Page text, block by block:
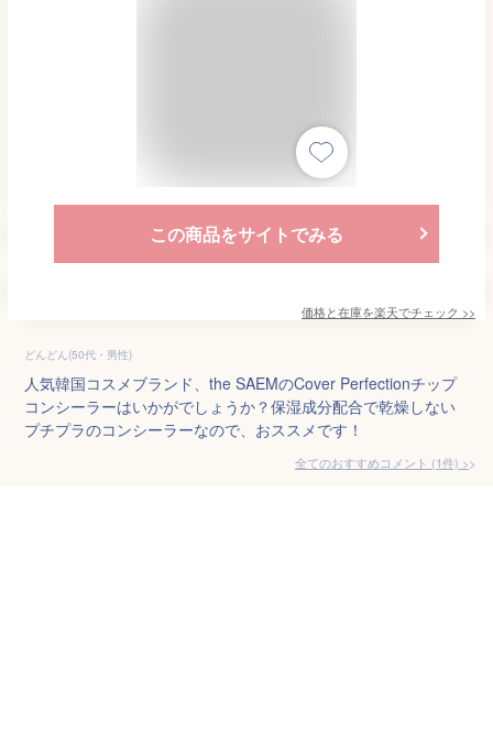
この商品をサイトでみる
価格と在庫を楽天でチェック >>
どんどん(50代・男性)
人気韓国コスメブランド、the SAEMのCover Perfectionチップ
コンシーラーはいかがでしょうか？保湿成分配合で乾燥しない
プチプラのコンシーラーなので、おススメです！
全てのおすすめコメント (1件) >